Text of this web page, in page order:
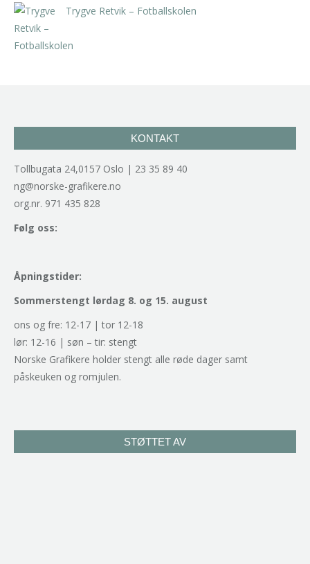
Trygve Retvik – Fotballskolen
KONTAKT
Tollbugata 24,0157 Oslo | 23 35 89 40
ng@norske-grafikere.no
org.nr. 971 435 828
Følg oss:
Åpningstider:
Sommerstengt lørdag 8. og 15. august
ons og fre: 12-17 | tor 12-18
lør: 12-16 | søn – tir: stengt
Norske Grafikere holder stengt alle røde dager samt
påskeuken og romjulen.
STØTTET AV